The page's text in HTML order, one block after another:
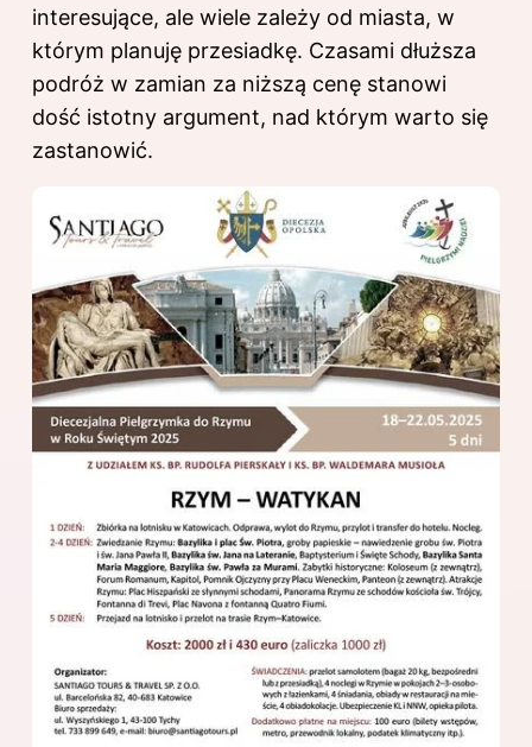
interesujące, ale wiele zależy od miasta, w
którym planuję przesiadkę. Czasami dłuższa
podróż w zamian za niższą cenę stanowi
dość istotny argument, nad którym warto się
zastanowić.